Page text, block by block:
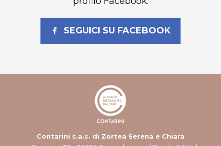
SEGUICI SU FACEBOOK
Contarini s.a.s. di Zortea Serena e Chiara